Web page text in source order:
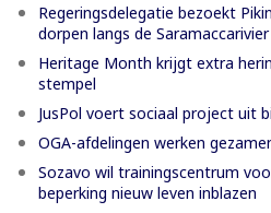
Regeringsdelegatie bezoekt
dorpen langs de Saramaccarivier
Heritage Month krijgt extra
stempel
JusPol voert sociaal project uit
OGA-afdelingen werken
Sozavo wil trainingscentrum
beperking nieuw leven inblazen